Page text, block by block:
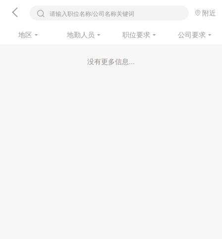
请输入职位名称/公司名称关键词 附近
地区 地勤人员 职位要求 公司要求
没有更多信息...